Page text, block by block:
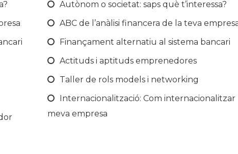
Autònom o societat: saps què t’interessa?
ABC de l’anàlisi financera de la teva
Finançament alternatiu al sistema bancari
Actituds i aptituds emprenedores
Taller de rols models i networking
Internacionalització: Com internacionalitzar
meva empresa